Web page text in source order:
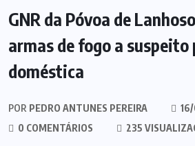
GNR da Póvoa de
armas de fogo a
doméstica
POR PEDRO ANTUNES PEREIRA
0 COMENTÁRIOS
235